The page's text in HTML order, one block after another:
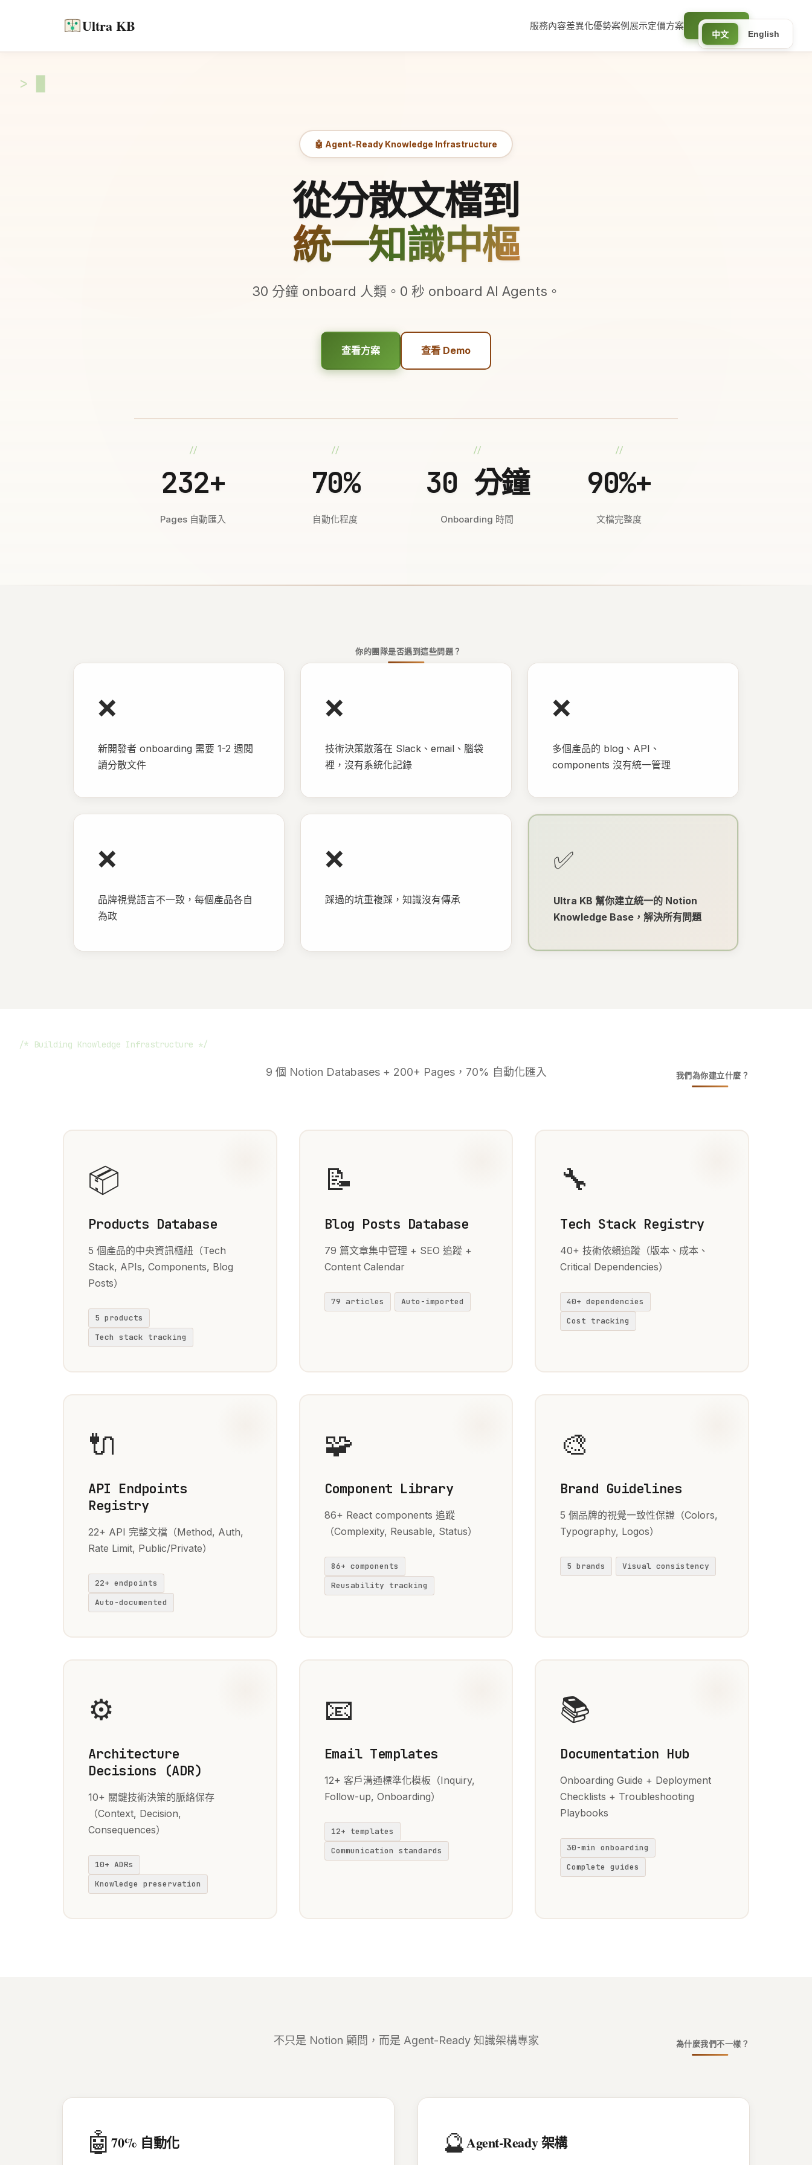
中文 English
Ultra KB 服務內容差異化優勢案例展示定價方案 立即預約
🤖 Agent-Ready Knowledge Infrastructure
從分散文檔到
統一知識中樞
30 分鐘 onboard 人類。0 秒 onboard AI Agents。
查看方案 查看 Demo
232+
Pages 自動匯入
70%
自動化程度
30 分鐘
Onboarding 時間
90%+
文檔完整度
你的團隊是否遇到這些問題？
❌
新開發者 onboarding 需要 1-2 週閱
讀分散文件
❌
技術決策散落在 Slack、email、腦袋
裡，沒有系統化記錄
❌
多個產品的 blog、API、
components 沒有統一管理
❌
品牌視覺語言不一致，每個產品各自
為政
❌
踩過的坑重複踩，知識沒有傳承
✅
Ultra KB 幫你建立統一的 Notion
Knowledge Base，解決所有問題
我們為你建立什麼？
9 個 Notion Databases + 200+ Pages，70% 自動化匯入
📦
Products Database
5 個產品的中央資訊樞紐（Tech
Stack, APIs, Components, Blog
Posts）
5 products
Tech stack tracking
📝
Blog Posts Database
79 篇文章集中管理 + SEO 追蹤 +
Content Calendar
79 articles Auto-imported
🔧
Tech Stack Registry
40+ 技術依賴追蹤（版本、成本、
Critical Dependencies）
40+ dependencies
Cost tracking
🔌
API Endpoints
Registry
22+ API 完整文檔（Method, Auth,
Rate Limit, Public/Private）
22+ endpoints
Auto-documented
🧩
Component Library
86+ React components 追蹤
（Complexity, Reusable, Status）
86+ components
Reusability tracking
🎨
Brand Guidelines
5 個品牌的視覺一致性保證（Colors,
Typography, Logos）
5 brands Visual consistency
⚙️
Architecture
Decisions (ADR)
10+ 關鍵技術決策的脈絡保存
（Context, Decision,
Consequences）
10+ ADRs
Knowledge preservation
📧
Email Templates
12+ 客戶溝通標準化模板（Inquiry,
Follow-up, Onboarding）
12+ templates
Communication standards
📚
Documentation Hub
Onboarding Guide + Deployment
Checklists + Troubleshooting
Playbooks
30-min onboarding
Complete guides
為什麼我們不一樣？
不只是 Notion 顧問，而是 Agent-Ready 知識架構專家
🤖 70% 自動化 🔮Agent-Ready 架構